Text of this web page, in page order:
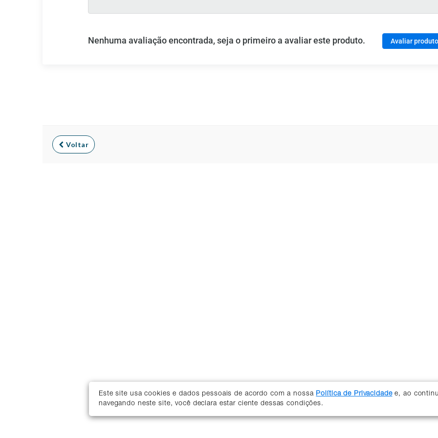
Este site usa cookies e dados pessoais de acordo com a nossa Política de Privacidadee, ao
navegando neste site, você declara estar ciente dessas condições.
Nenhuma avaliação encontrada, seja o primeiro a avaliar este produto. Avaliar produto
Voltar